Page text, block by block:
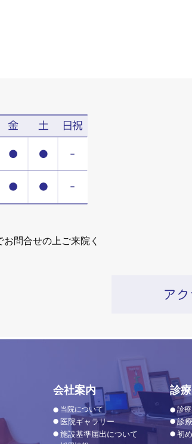
問合せの上ご来院く
会社案内
当院について
医院ギャラリー
施設基準届出について
診
診
診
初